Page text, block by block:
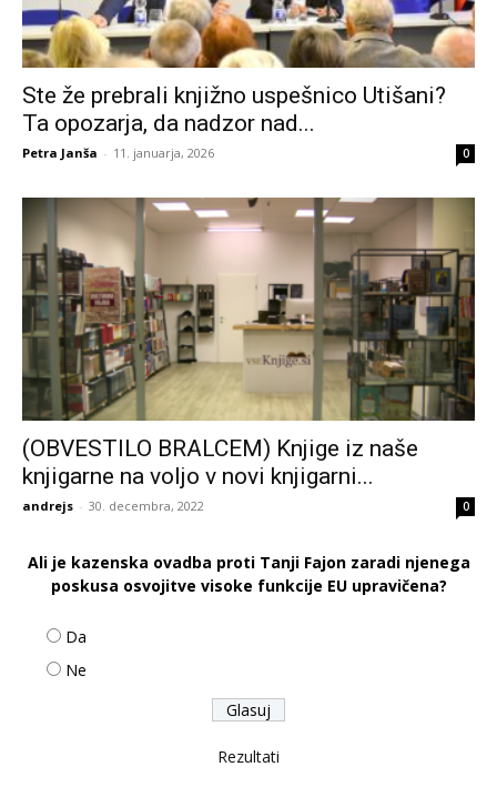
Ste že prebrali knjižno uspešnico Utišani?
Ta opozarja, da nadzor nad...
Petra Janša - 11. januarja, 2026 0
(OBVESTILO BRALCEM) Knjige iz naše
knjigarne na voljo v novi knjigarni...
andrejs - 30. decembra, 2022 0
Ali je kazenska ovadba proti Tanji Fajon zaradi njenega
poskusa osvojitve visoke funkcije EU upravičena?
Da
Ne
Rezultati